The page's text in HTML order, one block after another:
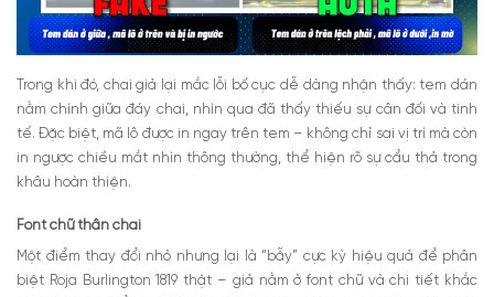
Trong khi đó, chai giả lại mắc lỗi bố cục dễ dàng nhận thấy: tem dán
nằm chính giữa đáy chai, nhìn qua đã thấy thiếu sự cân đối và tinh
tế. Đặc biệt, mã lô được in ngay trên tem – không chỉ sai vị trí mà còn
in ngược chiều mắt nhìn thông thường, thể hiện rõ sự cẩu thả trong
khâu hoàn thiện.
Font chữ thân chai
Một điểm thay đổi nhỏ nhưng lại là “bẫy” cực kỳ hiệu quả để phân
biệt Roja Burlington 1819 thật – giả nằm ở font chữ và chi tiết khắc